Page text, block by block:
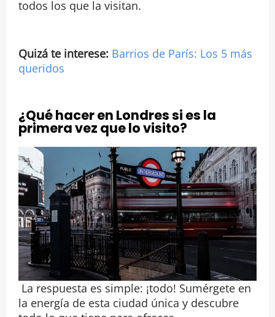
todos los que la visitan.
Quizá te interese: Barrios de París: Los 5 más
queridos
¿Qué hacer en Londres si es la
primera vez que lo visito?
La respuesta es simple: ¡todo! Sumérgete en
la energía de esta ciudad única y descubre